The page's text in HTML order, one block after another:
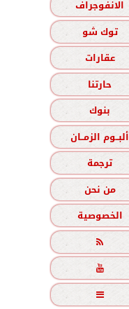
الانفوجراف
توك شو
عقارات
حارتنا
بنوك
ألبــوم الزمــان
ترجمة
من نحن
الخصوصية


